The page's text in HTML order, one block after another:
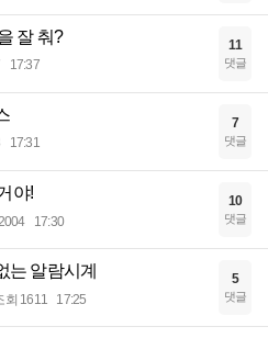
잘 춰?
17:37
11
댓글
17:31
7
댓글
야!
17:30
10
댓글
는 알람시계
회 1611 17:25
5
댓글